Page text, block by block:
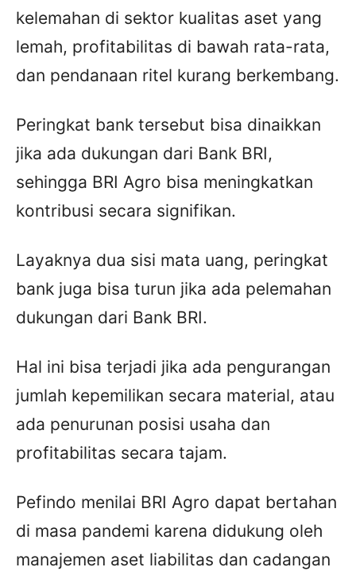
kelemahan di sektor kualitas aset yang
lemah, profitabilitas di bawah rata-rata,
dan pendanaan ritel kurang berkembang.
Peringkat bank tersebut bisa dinaikkan
jika ada dukungan dari Bank BRI,
sehingga BRI Agro bisa meningkatkan
kontribusi secara signifikan.
Layaknya dua sisi mata uang, peringkat
bank juga bisa turun jika ada pelemahan
dukungan dari Bank BRI.
Hal ini bisa terjadi jika ada pengurangan
jumlah kepemilikan secara material, atau
ada penurunan posisi usaha dan
profitabilitas secara tajam.
Pefindo menilai BRI Agro dapat bertahan
di masa pandemi karena didukung oleh
manajemen aset liabilitas dan cadangan